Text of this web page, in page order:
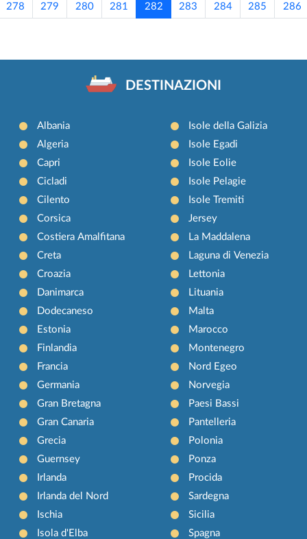
278 279 280 281 282 283 284 285 286
DESTINAZIONI
Albania
Algeria
Capri
Cicladi
Cilento
Corsica
Costiera Amalfitana
Creta
Croazia
Danimarca
Dodecaneso
Estonia
Finlandia
Francia
Germania
Gran Bretagna
Gran Canaria
Grecia
Guernsey
Irlanda
Irlanda del Nord
Ischia
Isola d'Elba
Isole della Galizia
Isole Egadi
Isole Eolie
Isole Pelagie
Isole Tremiti
Jersey
La Maddalena
Laguna di Venezia
Lettonia
Lituania
Malta
Marocco
Montenegro
Nord Egeo
Norvegia
Paesi Bassi
Pantelleria
Polonia
Ponza
Procida
Sardegna
Sicilia
Spagna